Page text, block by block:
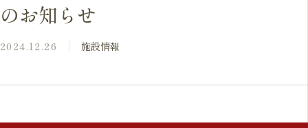
のお知らせ
2024.12.26 施設情報